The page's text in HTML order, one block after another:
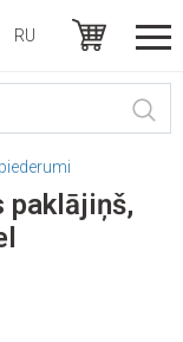
RU
paklājiņš,